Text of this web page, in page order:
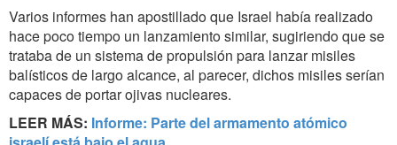
Varios informes han apostillado que Israel había realizado
hace poco tiempo un lanzamiento similar, sugiriendo que se
trataba de un sistema de propulsión para lanzar misiles
balísticos de largo alcance, al parecer, dichos misiles serían
capaces de portar ojivas nucleares.
LEER MÁS: Informe: Parte del armamento atómico